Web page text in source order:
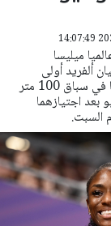
ميليسا
ألفريد أولى
خطواتهما نحو المواجهة المرتقبة بينهما في سباق 100 متر
بعد اجتيازهما
السبت.